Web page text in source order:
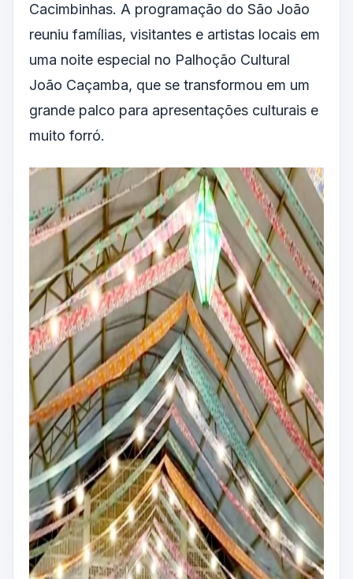
Cacimbinhas. A programação do São João
reuniu famílias, visitantes e artistas locais em
uma noite especial no Palhoção Cultural
João Caçamba, que se transformou em um
grande palco para apresentações culturais e
muito forró.